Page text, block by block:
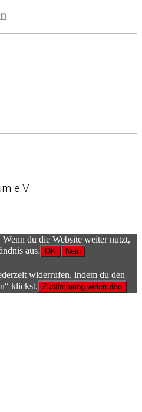
e.V.
du die Website weiter nutzt,
aus. OK
Nein
widerrufen, indem du den
klickst. Zustimmung widerrufen